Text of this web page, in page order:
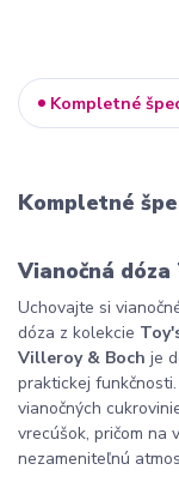
Kompletné
Kompletné
Vianočná
Uchovajte si
dóza z kolekcie
Villeroy & Boch je
praktickej
vianočných
vrecúšok, pričom na
nezameniteľnú